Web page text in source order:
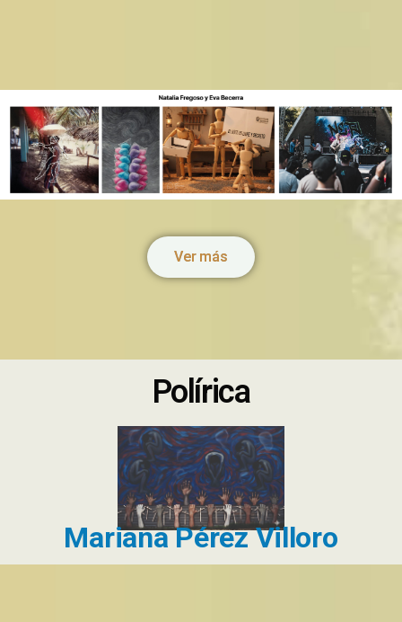
Ver más
Polírica
Mariana Pérez Villoro